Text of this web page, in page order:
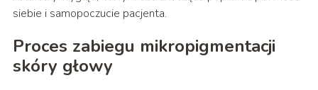
siebie i samopoczucie pacjenta.
Proces zabiegu mikropigmentacji
skóry głowy